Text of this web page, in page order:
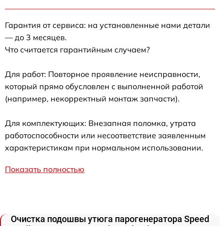
Гарантия от сервиса: на установленные нами детали
— до 3 месяцев.
Что считается гарантийным случаем?
Для работ: Повторное проявление неисправности,
который прямо обусловлен с выполненной работой
(например, некорректный монтаж запчасти).
Для комплектующих: Внезапная поломка, утрата
работоспособности или несоответствие заявленным
характеристикам при нормальном использовании.
Показать полностью
Очистка подошвы утюга парогенератора Speed